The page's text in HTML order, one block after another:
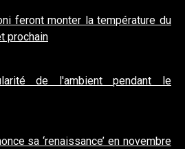
feront monter la température du
prochain
de l'ambient pendant le
sa ‘renaissance’ en novembre